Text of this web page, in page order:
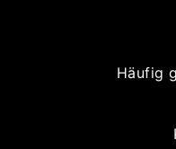
Häufig